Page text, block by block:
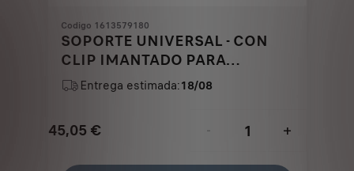
Codigo 1613579180
SOPORTE UNIVERSAL - CON
CLIP IMANTADO PARA
SOPORTE
&QUOT;TETRAX&QUOT;
Entrega estimada:18/08
45,05 €
Price
-
+
Quantity